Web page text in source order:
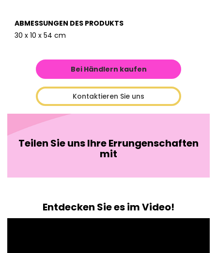
ABMESSUNGEN DES PRODUKTS
30 x 10 x 54 cm
Bei Händlern kaufen
Kontaktieren Sie uns
Teilen Sie uns Ihre Errungenschaften
mit
Entdecken Sie es im Video!